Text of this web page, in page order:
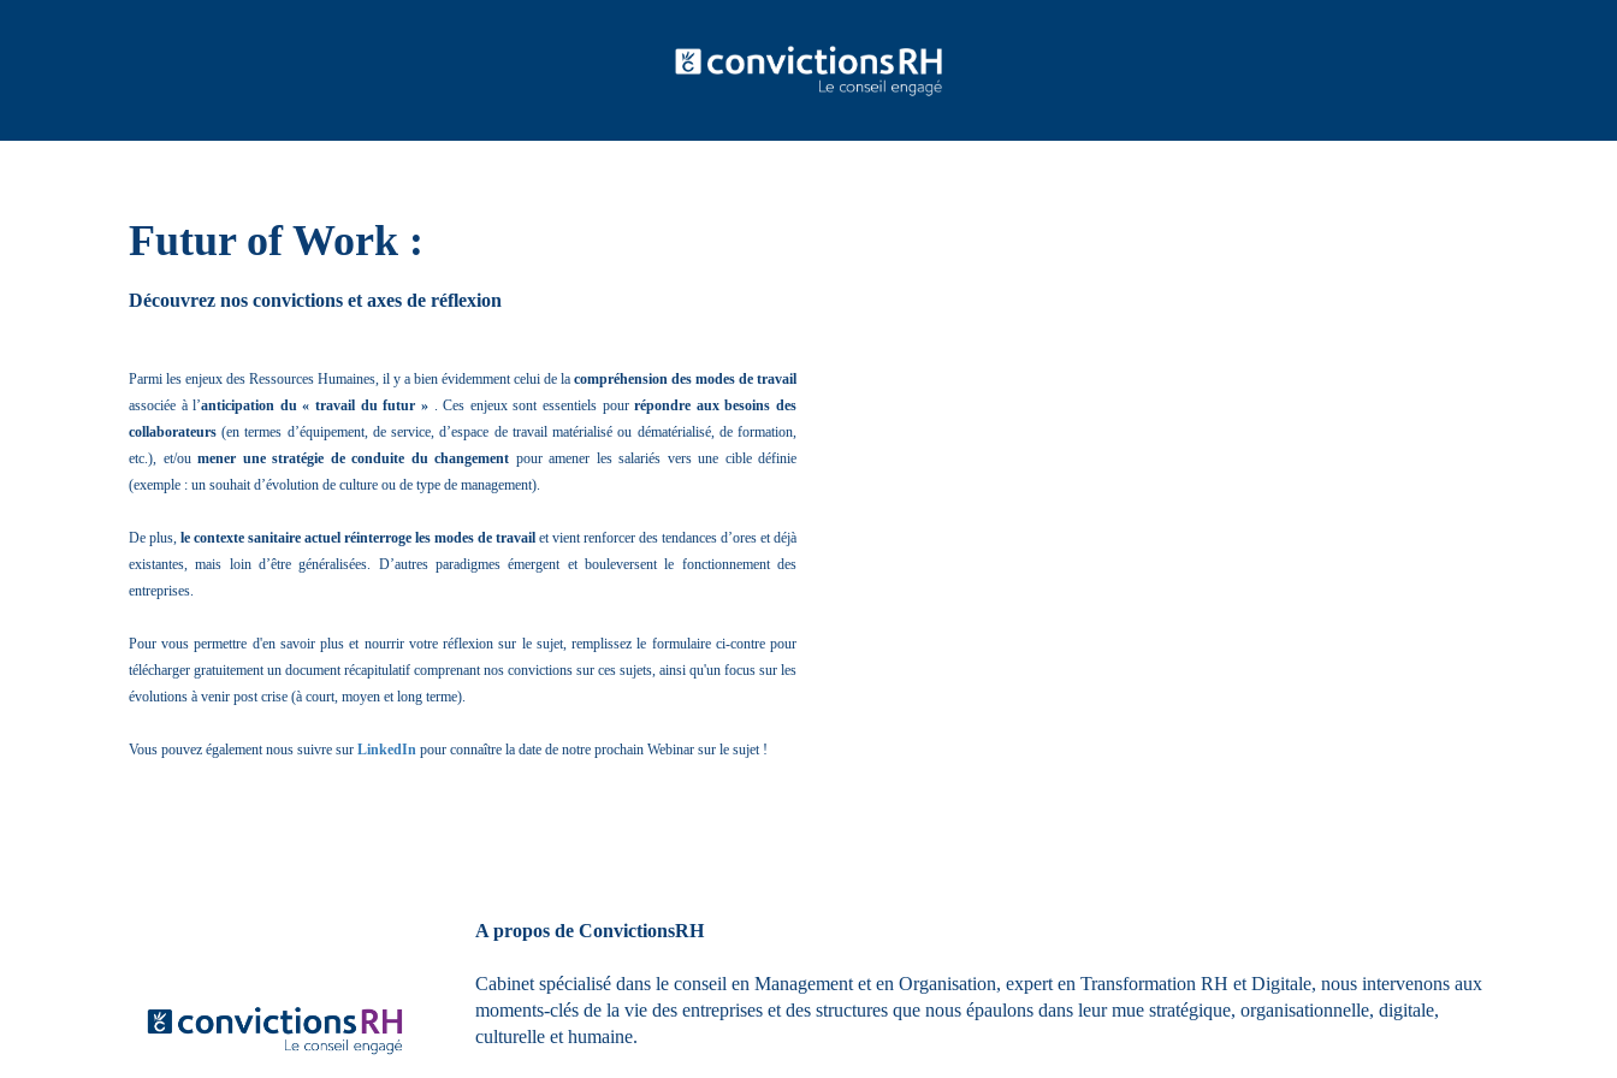
Futur of Work :
Découvrez nos convictions et axes de réflexion
Parmi les enjeux des Ressources Humaines, il y a bien évidemment celui de la compréhension des modes de travail
associée à l’anticipation du « travail du futur ». Ces enjeux sont essentiels pourrépondre aux besoins des
collaborateurs(en termes d’équipement, de service, d’espace de travail matérialisé ou dématérialisé, de formation,
etc.), et/ou mener une stratégie de conduite du changement pour amener les salariés vers une cible définie
(exemple : un souhait d’évolution de culture ou de type de management).
De plus, le contexte sanitaire actuel réinterroge les modes de travail et vient renforcer des tendances d’ores et déjà
existantes, mais loin d’être généralisées. D’autres paradigmes émergent et bouleversent le fonctionnement des
entreprises.
Pour vous permettre d'en savoir plus et nourrir votre réflexion sur le sujet, remplissez le formulaire ci-contre pour
télécharger gratuitement un document récapitulatif comprenant nos convictions sur ces sujets, ainsi qu'un focus sur les
évolutions à venir post crise (à court, moyen et long terme).
Vous pouvez également nous suivre sur LinkedIn pour connaître la date de notre prochain Webinar sur le sujet !
A propos de ConvictionsRH
Cabinet spécialisé dans le conseil en Management et en Organisation, expert en Transformation RH et Digitale, nous intervenons aux
moments-clés de la vie des entreprises et des structures que nous épaulons dans leur mue stratégique, organisationnelle, digitale,
culturelle et humaine.